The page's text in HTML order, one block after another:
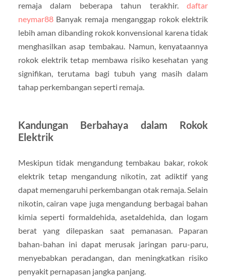
remaja dalam beberapa tahun terakhir.daftar
neymar88Banyak remaja menganggap rokok elektrik
lebih aman dibanding rokok konvensional karena tidak
menghasilkan asap tembakau. Namun, kenyataannya
rokok elektrik tetap membawa risiko kesehatan yang
signifikan, terutama bagi tubuh yang masih dalam
tahap perkembangan seperti remaja.
Kandungan Berbahaya dalam Rokok
Elektrik
Meskipun tidak mengandung tembakau bakar, rokok
elektrik tetap mengandung nikotin, zat adiktif yang
dapat memengaruhi perkembangan otak remaja. Selain
nikotin, cairan vape juga mengandung berbagai bahan
kimia seperti formaldehida, asetaldehida, dan logam
berat yang dilepaskan saat pemanasan. Paparan
bahan-bahan ini dapat merusak jaringan paru-paru,
menyebabkan peradangan, dan meningkatkan risiko
penyakit pernapasan jangka panjang.